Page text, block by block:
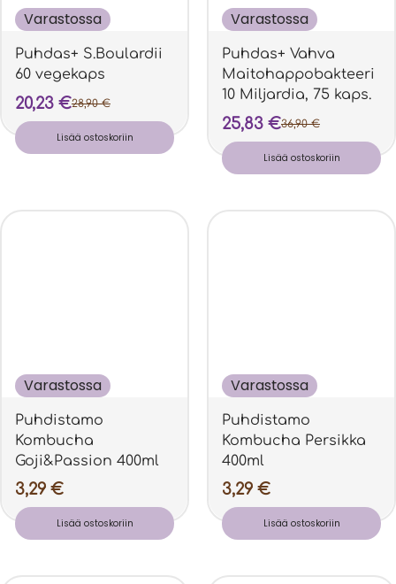
Varastossa
Puhdas+ S.Boulardii
60 vegekaps
28,90€
20,23 €
Lisää ostoskoriin
Varastossa
Puhdas+ Vahva
Maitohappobakteeri
10 Miljardia, 75 kaps.
36,90€
25,83 €
Lisää ostoskoriin
Varastossa
Puhdistamo
Kombucha
Goji&Passion 400ml
3,29 €
Lisää ostoskoriin
Varastossa
Puhdistamo
Kombucha Persikka
400ml
3,29 €
Lisää ostoskoriin